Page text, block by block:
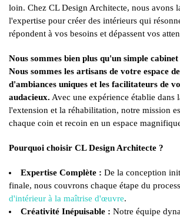
loin. Chez CL Design Architecte, nous avons
l'expertise pour créer des intérieurs qui
répondent à vos besoins et dépassent vos
Nous sommes bien plus qu'un simple
Nous sommes les artisans de votre espace
d'ambiances uniques et les facilitateurs de
audacieux. Avec une expérience établie dans
l'extension et la réhabilitation, notre mission
chaque coin et recoin en un espace
Pourquoi choisir CL Design Architecte ?
Expertise Complète : De la conception
finale, nous couvrons chaque étape du
d'intérieur à la maîtrise d'œuvre.
Créativité Inépuisable : Notre équipe